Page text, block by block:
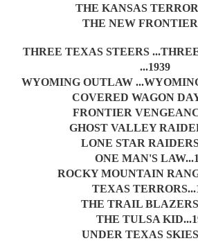
THE KANSAS
THE NEW
THREE TEXAS STEERS
...1939
WYOMING OUTLAW
COVERED WAGON
FRONTIER
GHOST VALLEY
LONE STAR
ONE MAN'S
ROCKY MOUNTAIN
TEXAS
THE TRAIL
THE TULSA
UNDER TEXAS